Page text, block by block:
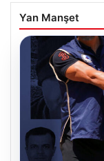
Yan Manşet